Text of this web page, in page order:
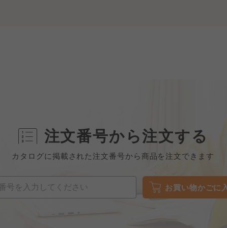
注文番号から注文する
カタログに掲載された注文番号から商品を注文できます
お買い物かごに